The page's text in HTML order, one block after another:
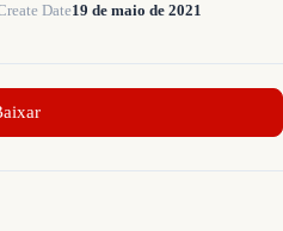
Date19 de maio de 2021